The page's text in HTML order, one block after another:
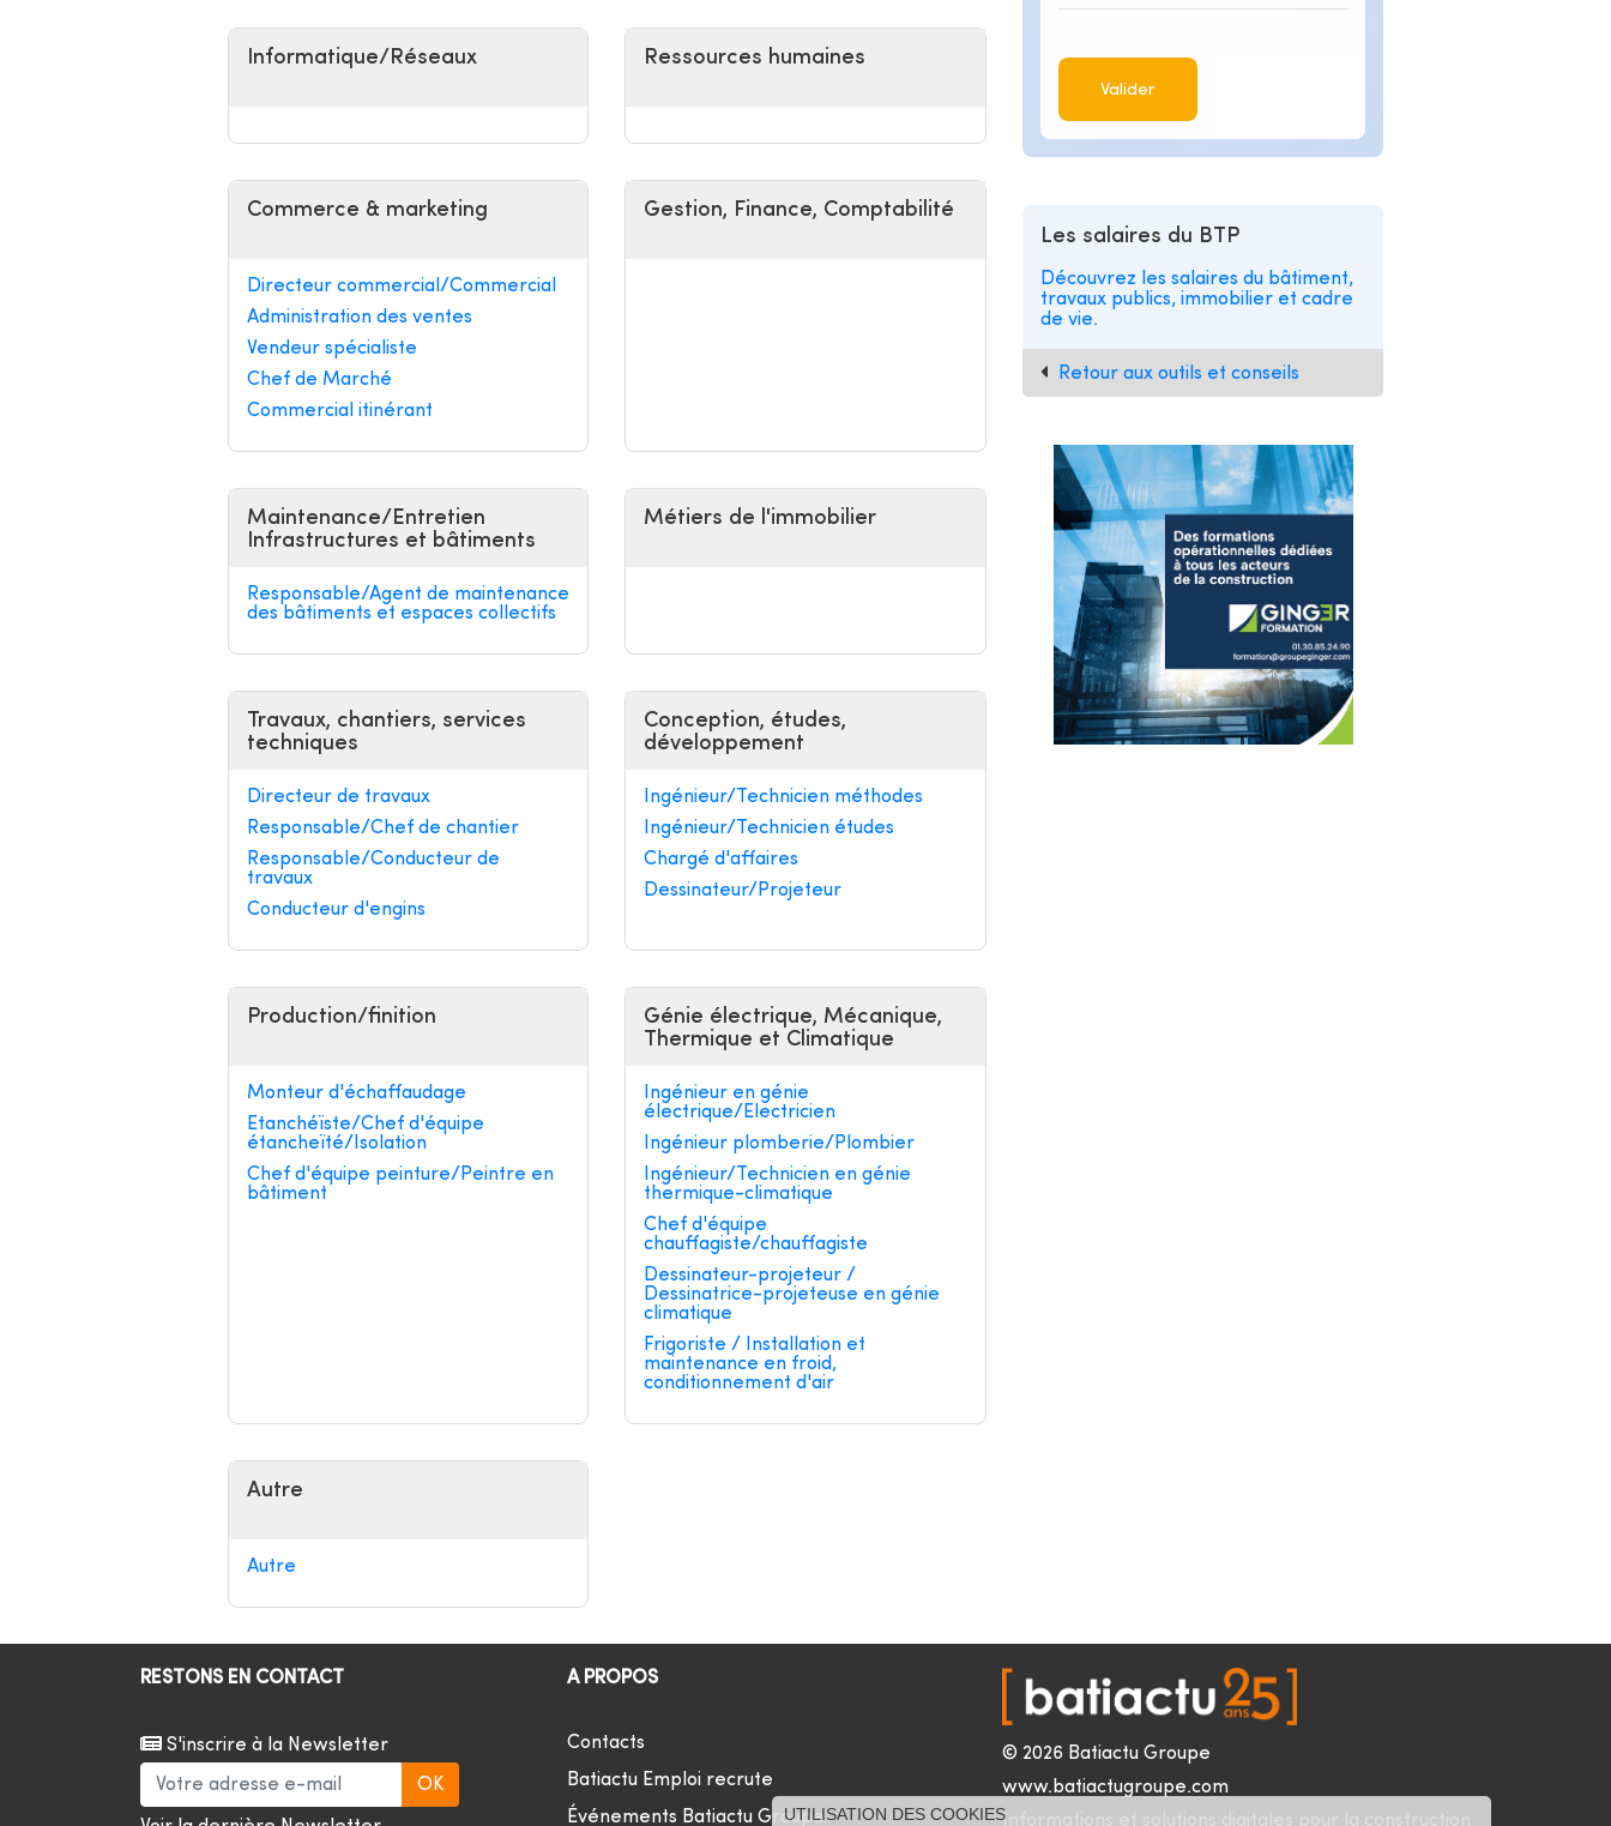
Informatique/Réseaux Ressources humaines
Commerce & marketing
Directeur commercial/Commercial
Administration des ventes
Vendeur spécialiste
Chef de Marché
Commercial itinérant
Gestion, Finance, Comptabilité
Maintenance/Entretien
Infrastructures et bâtiments
Responsable/Agent de maintenance
des bâtiments et espaces collectifs
Métiers de l'immobilier
Travaux, chantiers, services
techniques
Directeur de travaux
Responsable/Chef de chantier
Responsable/Conducteur de
travaux
Conducteur d'engins
Conception, études,
développement
Ingénieur/Technicien méthodes
Ingénieur/Technicien études
Chargé d'affaires
Dessinateur/Projeteur
Production/finition
Monteur d'échaffaudage
Etanchéïste/Chef d'équipe
étancheïté/Isolation
Chef d'équipe peinture/Peintre en
bâtiment
Génie électrique, Mécanique,
Thermique et Climatique
Ingénieur en génie
électrique/Electricien
Ingénieur plomberie/Plombier
Ingénieur/Technicien en génie
thermique-climatique
Chef d'équipe
chauffagiste/chauffagiste
Dessinateur-projeteur /
Dessinatrice-projeteuse en génie
climatique
Frigoriste / Installation et
maintenance en froid,
conditionnement d'air
Autre
Autre
Valider
Les salaires du BTP
Découvrez les salaires du bâtiment,
travaux publics, immobilier et cadre
de vie.
Retour aux outils et conseils
RESTONS EN CONTACT
S'inscrire à la Newsletter
A PROPOS
Contacts
Batiactu Emploi recrute
Événements Batiactu Groupe
© 2026 Batiactu Groupe
www.batiactugroupe.com
Informations et solutions digitales pour la construction
UTILISATION DES COOKIES